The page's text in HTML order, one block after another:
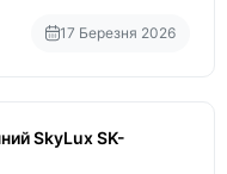
17 Березня 2026
SkyLux SK-